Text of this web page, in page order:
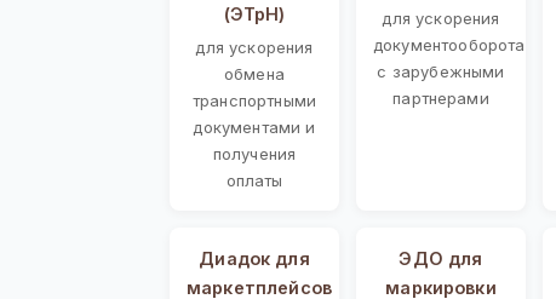
(ЭТрН)
для ускорения
обмена
транспортными
документами и
получения
оплаты
для ускорения
документооборота
с зарубежными
партнерами
Диадок для
маркетплейсов
ЭДО для
маркировки